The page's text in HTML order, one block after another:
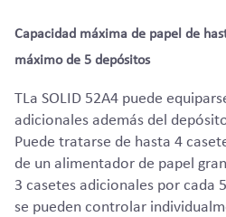
Capacidad máxima de papel de
máximo de 5 depósitos
TLa SOLID 52A4 puede
adicionales además del
Puede tratarse de hasta 4
de un alimentador de papel
3 casetes adicionales por cada
se pueden controlar